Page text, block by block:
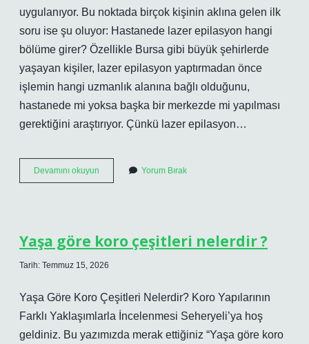
uygulanıyor. Bu noktada birçok kişinin aklına gelen ilk
soru ise şu oluyor: Hastanede lazer epilasyon hangi
bölüme girer? Özellikle Bursa gibi büyük şehirlerde
yaşayan kişiler, lazer epilasyon yaptırmadan önce
işlemin hangi uzmanlık alanına bağlı olduğunu,
hastanede mi yoksa başka bir merkezde mi yapılması
gerektiğini araştırıyor. Çünkü lazer epilasyon…
Devamını okuyun Hastanede
lazer
?
Yorum Bırak
Yaşa göre koro çeşitleri nelerdir ?
Tarih: Temmuz 15, 2026
Yaşa Göre Koro Çeşitleri Nelerdir? Koro Yapılarının
Farklı Yaklaşımlarla İncelenmesi Seheryeli’ya hoş
geldiniz. Bu yazımızda merak ettiğiniz “Yaşa göre koro